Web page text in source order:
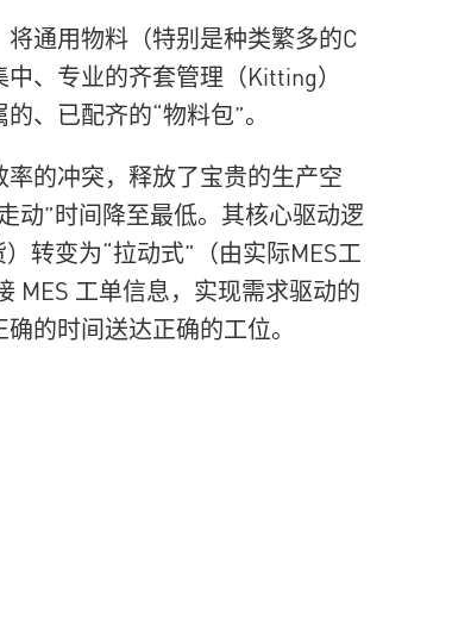
通用物料（特别是种类繁多的C
、专业的齐套管理（Kitting）
、已配齐的“物料包”。
的冲突，释放了宝贵的生产空
动”时间降至最低。其核心驱动逻
转变为“拉动式”（由实际MES工
MES 工单信息，实现需求驱动的
的时间送达正确的工位。